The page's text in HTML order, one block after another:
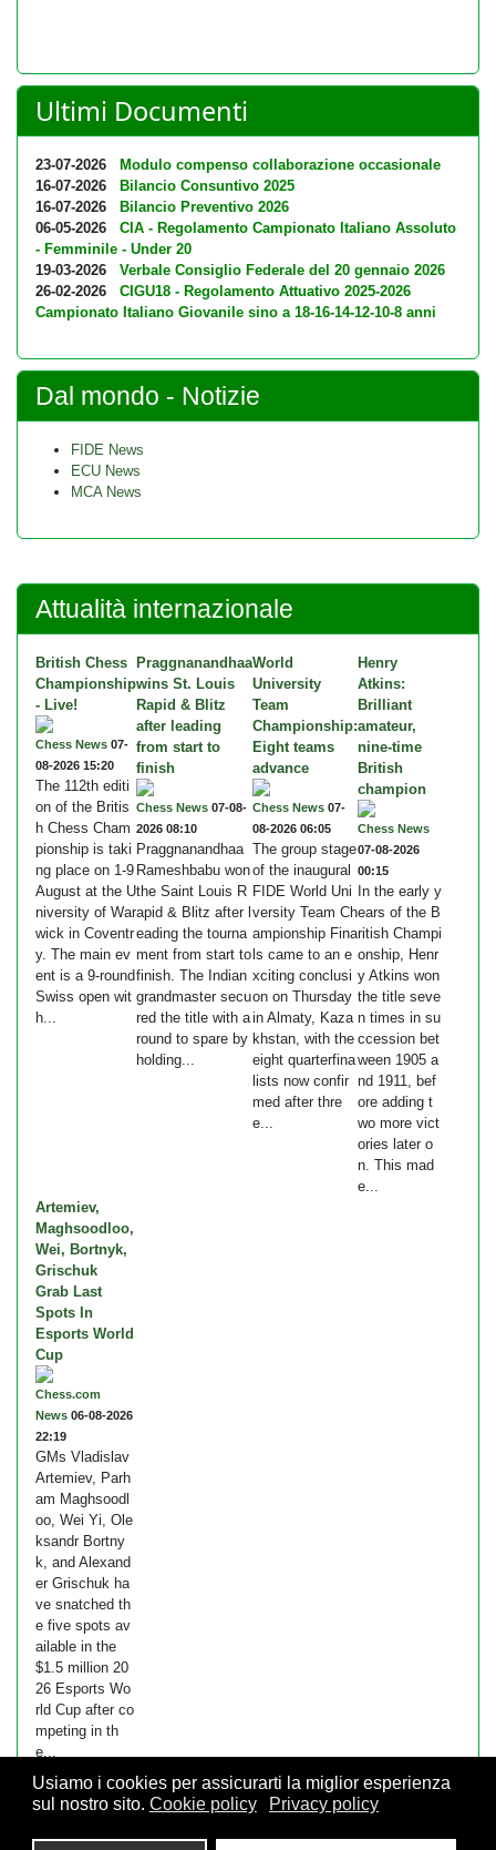
Usiamo i cookies per assicurarti la miglior esperienza
sul nostro sito. Cookie policy Privacy policy
Ultimi Documenti
23-07-2026
Modulo compenso collaborazione occasionale
16-07-2026
Bilancio Consuntivo 2025
16-07-2026
Bilancio Preventivo 2026
06-05-2026
CIA - Regolamento Campionato Italiano Assoluto
- Femminile - Under 20
19-03-2026
Verbale Consiglio Federale del 20 gennaio 2026
26-02-2026
CIGU18 - Regolamento Attuativo 2025-2026
Campionato Italiano Giovanile sino a 18-16-14-12-10-8 anni
Dal mondo - Notizie
FIDE News
ECU News
MCA News
Attualità internazionale
British Chess
Championship
- Live!
Chess News 07-
08-2026 15:20
The 112th editi
on of the Britis
h Chess Cham
pionship is taki
ng place on 1-9
August at the U
niversity of War
wick in Coventr
y. The main ev
ent is a 9-round
Swiss open wit
h...
Praggnanandhaa
wins St. Louis
Rapid & Blitz
after leading
from start to
finish
Chess News 07-08-
2026 08:10
Praggnanandhaa
Rameshbabu won
the Saint Louis R
apid & Blitz after l
eading the tourna
ment from start to
finish. The Indian
grandmaster secu
red the title with a
round to spare by
holding...
World
University
Team
Championship:
Eight teams
advance
Chess News 07-
08-2026 06:05
The group stage
of the inaugural
FIDE World Uni
versity Team Ch
ampionship Fina
ls came to an e
xciting conclusi
on on Thursday
in Almaty, Kaza
khstan, with the
eight quarterfina
lists now confir
med after thre
e...
Henry
Atkins:
Brilliant
amateur,
nine-time
British
champion
Chess News
07-08-2026
00:15
In the early y
ears of the B
ritish Champi
onship, Henr
y Atkins won
the title seve
n times in su
ccession bet
ween 1905 a
nd 1911, bef
ore adding t
wo more vict
ories later o
n. This mad
e...
Artemiev,
Maghsoodloo,
Wei, Bortnyk,
Grischuk
Grab Last
Spots In
Esports World
Cup
Chess.com
News 06-08-2026
22:19
GMs Vladislav
Artemiev, Parh
am Maghsoodl
oo, Wei Yi, Ole
ksandr Bortny
k, and Alexand
er Grischuk ha
ve snatched th
e five spots av
ailable in the
$1.5 million 20
26 Esports Wo
rld Cup after co
mpeting in th
e...
© 2026 FSI - Federazione Scacchistica Italiana - V.le Regina